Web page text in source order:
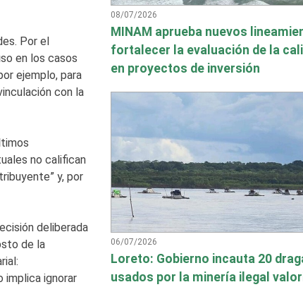
Por el
en los casos
ejemplo, para
con la
no califican
y, por
deliberada
de la
ignorar
08/07/2026
MINAM aprueba nuevos
fortalecer la evaluación de la
en proyectos de inversión
06/07/2026
Loreto: Gobierno incauta 20
usados por la minería ilegal